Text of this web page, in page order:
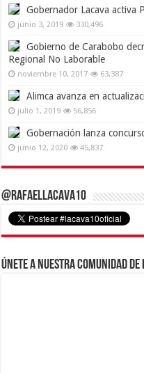
Gobernador Lacava activa
junio 3, 2019 330,496
Gobierno de Carabobo
Regional No Laborable
noviembre 10, 2017 63,387
Alimca avanza en
julio 1, 2019 56,856
Gobernación lanza
junio 12, 2020 45,837
@RafaelLacava10
Únete a nuestra comunidad de